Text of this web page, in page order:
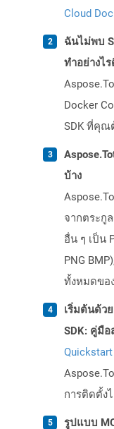
Cloud
ฉันไม่พบ
ทำอย่างไร
Docker
SDK ที่คุณ
บ้าง
จากตระกู
อื่น ๆ เป็น
PNG
ทั้งหมดขอ
เริ่มต้นด้วย
SDK: คู่มื
Quickstart
การติดตั้ง
รูปแบบ